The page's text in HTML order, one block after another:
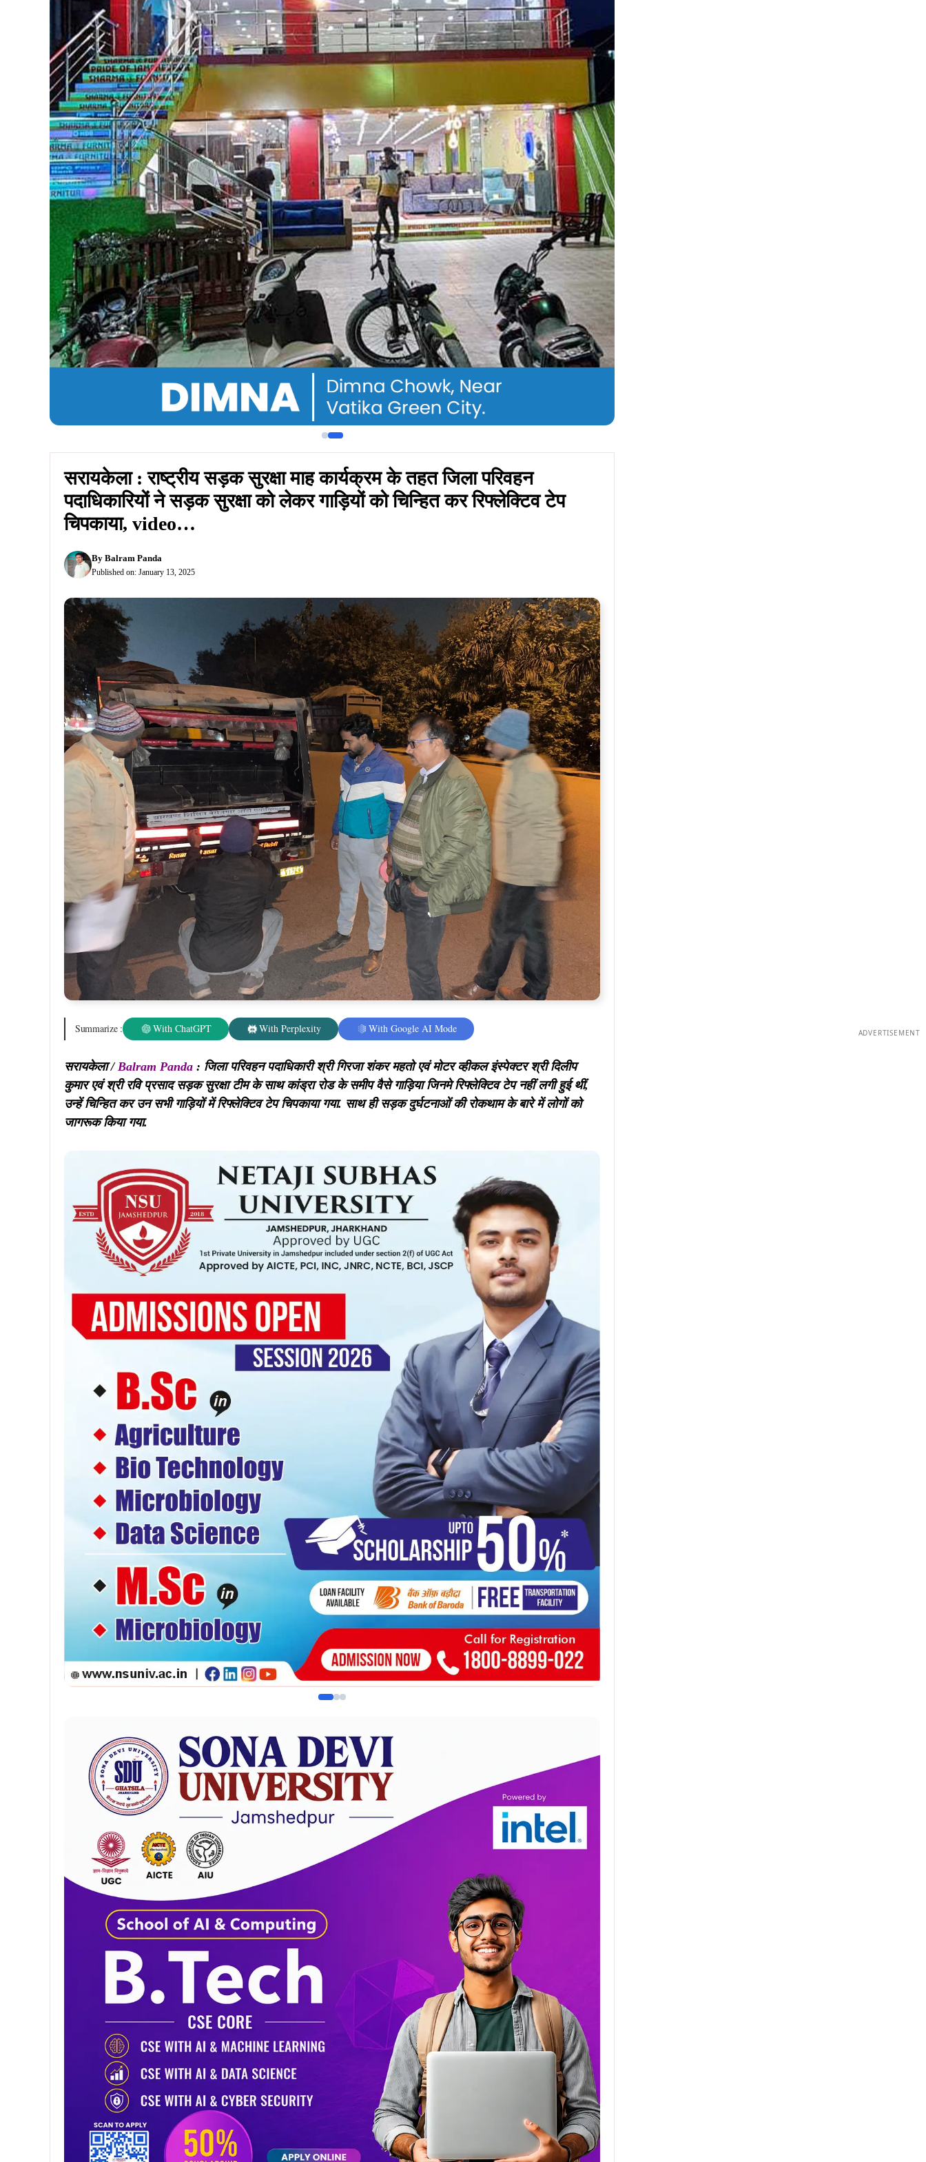
सरायकेला : राष्ट्रीय सड़क सुरक्षा माह कार्यक्रम के तहत जिला परिवहन
पदाधिकारियों ने सड़क सुरक्षा को लेकर गाड़ियों को चिन्हित कर रिफ्लेक्टिव टेप
चिपकाया, video…
By Balram Panda
Published on: January 13, 2025
Summarize : With ChatGPT With Perplexity With Google AI Mode
सरायकेला / Balram Panda : जिला परिवहन पदाधिकारी श्री गिरजा शंकर महतो एवं मोटर व्हीकल इंस्पेक्टर श्री दिलीप
कुमार एवं श्री रवि प्रसाद सड़क सुरक्षा टीम के साथ कांड्रा रोड के समीप वैसे गाड़िया जिनमे रिफ्लेक्टिव टेप नहीं लगी हुई थीं,
उन्हें चिन्हित कर उन सभी गाड़ियों में रिफ्लेक्टिव टेप चिपकाया गया. साथ ही सड़क दुर्घटनाओं की रोकथाम के बारे में लोगों को
जागरूक किया गया.
ADVERTISEMENT